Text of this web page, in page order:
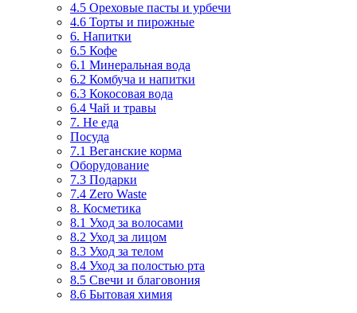
4.5 Ореховые пасты и урбечи
4.6 Торты и пирожные
6. Напитки
6.5 Кофе
6.1 Минеральная вода
6.2 Комбуча и напитки
6.3 Кокосовая вода
6.4 Чай и травы
7. Не еда
Посуда
7.1 Веганские корма
Оборудование
7.3 Подарки
7.4 Zero Waste
8. Косметика
8.1 Уход за волосами
8.2 Уход за лицом
8.3 Уход за телом
8.4 Уход за полостью рта
8.5 Свечи и благовония
8.6 Бытовая химия